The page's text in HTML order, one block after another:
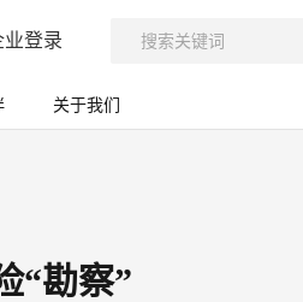
业登录
关于我们
“勘察”